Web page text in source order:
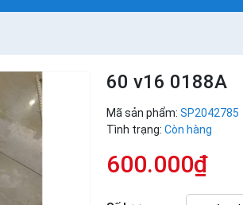
60 v16 0188A
Mã sản phẩm: SP2042785
Tình trạng: Còn hàng
600.000₫